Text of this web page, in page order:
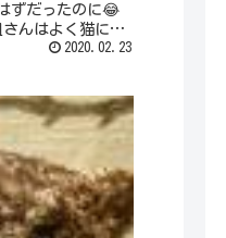
ずだったのに😂
んはよく猫に間
2020.02.23